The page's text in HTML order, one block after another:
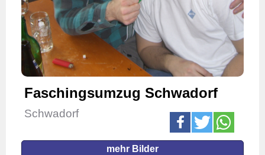
Faschingsumzug Schwadorf
Schwadorf
mehr Bilder